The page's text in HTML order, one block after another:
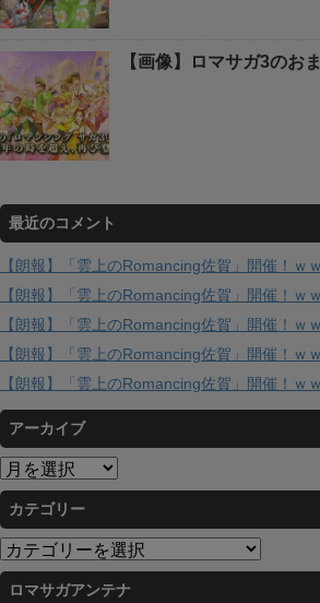
【画像】ロマサガ3のお
最近のコメント
【朗報】「雲上のRomancing佐賀」開催！ｗ
【朗報】「雲上のRomancing佐賀」開催！ｗ
【朗報】「雲上のRomancing佐賀」開催！ｗ
【朗報】「雲上のRomancing佐賀」開催！ｗ
【朗報】「雲上のRomancing佐賀」開催！ｗ
アーカイブ
ア
ー
カ
イ
ブ
カテゴリー
カ
テ
ゴロマサガアンテナ